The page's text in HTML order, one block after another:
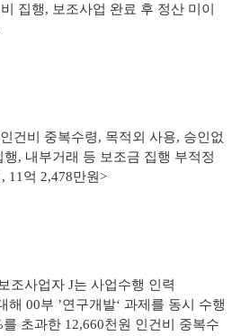
집행, 보조사업 완료 후 정산 미이
건비 중복수령, 목적외 사용, 승인없
, 내부거래 등 보조금 집행 부적정
11억 2,478만원>
조사업자 J는 사업수행 인력
00부 ’연구개발‘ 과제를 동시 수행
초과한 12,660천원 인건비 중복수